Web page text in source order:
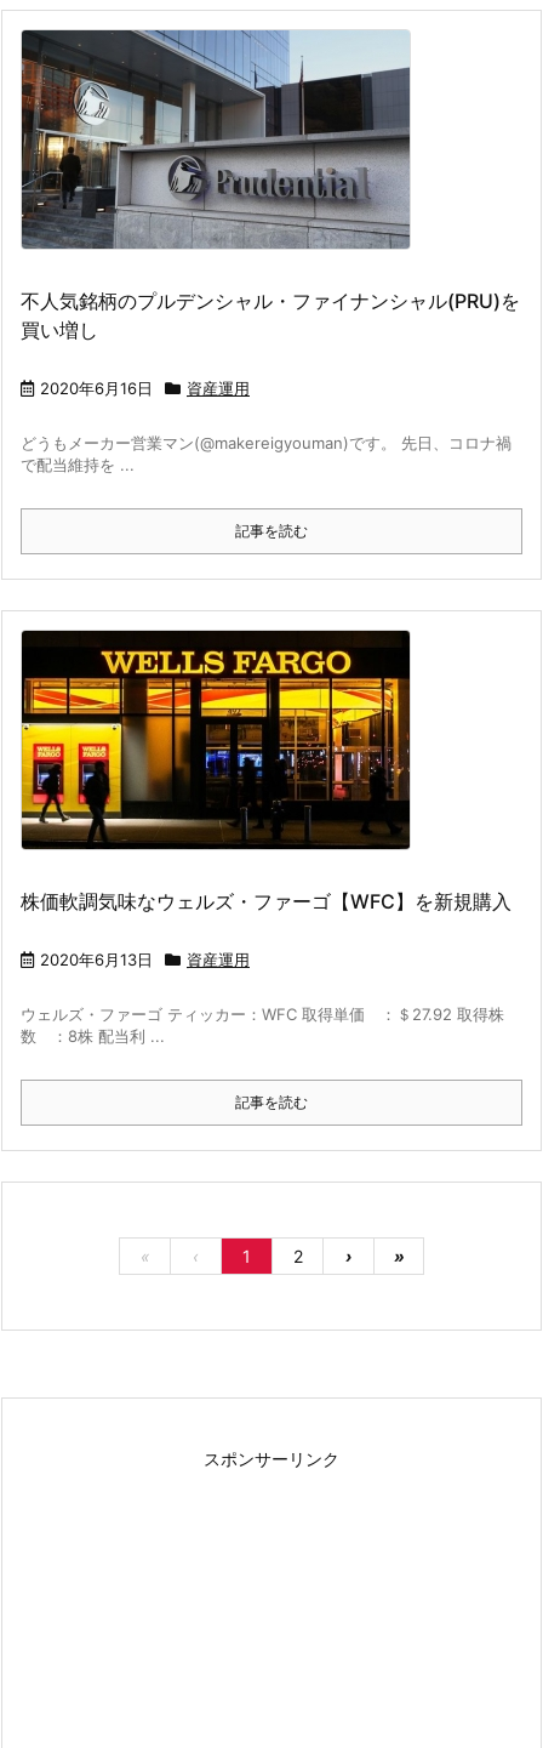
不人気銘柄のプルデンシャル・ファイナンシャル(PRU)を
買い増し
2020年6月16日 資産運用
どうもメーカー営業マン(@makereigyouman)です。 先日、コロナ禍
で配当維持を ...
記事を読む
株価軟調気味なウェルズ・ファーゴ【WFC】を新規購入
2020年6月13日 資産運用
ウェルズ・ファーゴ ティッカー：WFC 取得単価 ：＄27.92 取得株
数 ：8株 配当利 ...
記事を読む
« ‹ 1 2 › »
スポンサーリンク